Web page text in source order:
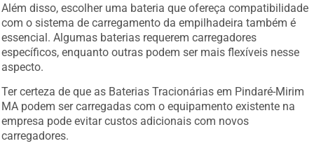
Além disso, escolher uma bateria que ofereça compatibilidade
com o sistema de carregamento da empilhadeira também é
essencial. Algumas baterias requerem carregadores
específicos, enquanto outras podem ser mais flexíveis nesse
aspecto.
Ter certeza de que as Baterias Tracionárias em Pindaré-Mirim
MA podem ser carregadas com o equipamento existente na
empresa pode evitar custos adicionais com novos
carregadores.